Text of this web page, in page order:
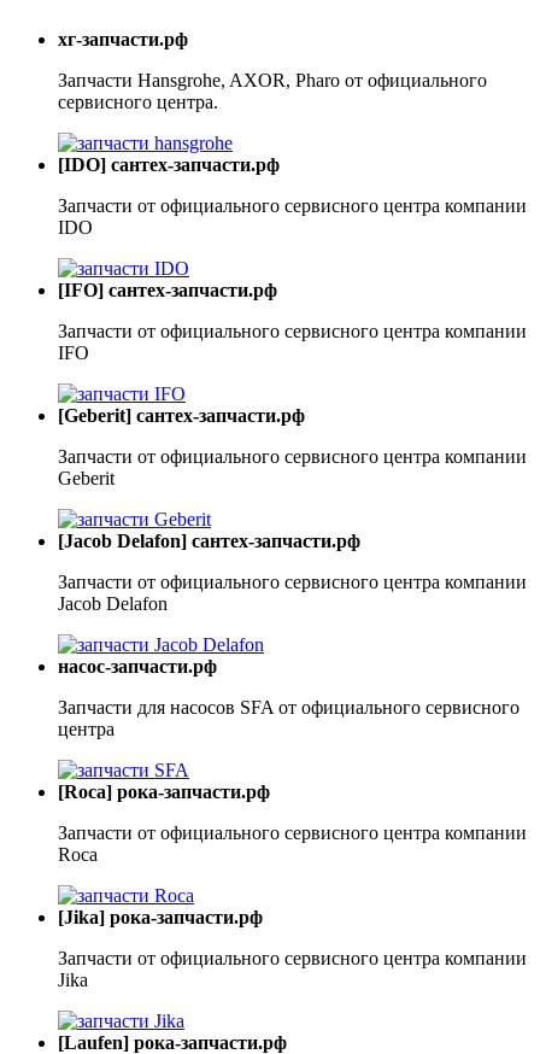
хг-запчасти.рф
Запчасти Hansgrohe, AXOR, Pharo от официального
сервисного центра.
[IDO] сантех-запчасти.рф
Запчасти от официального сервисного центра компании
IDO
[IFO] сантех-запчасти.рф
Запчасти от официального сервисного центра компании
IFO
[Geberit] сантех-запчасти.рф
Запчасти от официального сервисного центра компании
Geberit
[Jacob Delafon] сантех-запчасти.рф
Запчасти от официального сервисного центра компании
Jacob Delafon
насос-запчасти.рф
Запчасти для насосов SFA от официального сервисного
центра
[Roca] рока-запчасти.рф
Запчасти от официального сервисного центра компании
Roca
[Jika] рока-запчасти.рф
Запчасти от официального сервисного центра компании
Jika
[Laufen] рока-запчасти.рф